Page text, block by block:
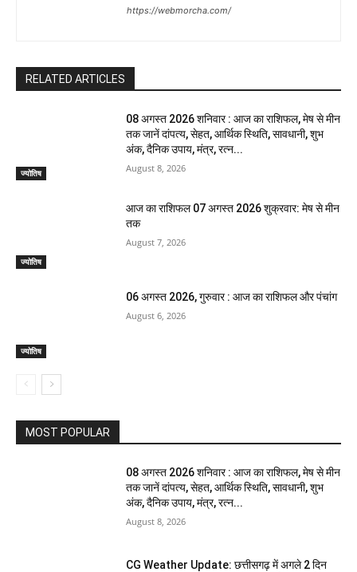
https://webmorcha.com/
RELATED ARTICLES
ज्योतिष
08 अगस्त 2026 शनिवार : आज का राशिफल, मेष से मीन
तक जानें दांपत्य, सेहत, आर्थिक स्थिति, सावधानी, शुभ
अंक, दैनिक उपाय, मंत्र, रत्न...
August 8, 2026
ज्योतिष
आज का राशिफल 07 अगस्त 2026 शुक्रवार: मेष से मीन
तक
August 7, 2026
ज्योतिष
06 अगस्त 2026, गुरुवार : आज का राशिफल और पंचांग
August 6, 2026
MOST POPULAR
08 अगस्त 2026 शनिवार : आज का राशिफल, मेष से मीन
तक जानें दांपत्य, सेहत, आर्थिक स्थिति, सावधानी, शुभ
अंक, दैनिक उपाय, मंत्र, रत्न...
August 8, 2026
CG Weather Update: छत्तीसगढ़ में अगले 2 दिन